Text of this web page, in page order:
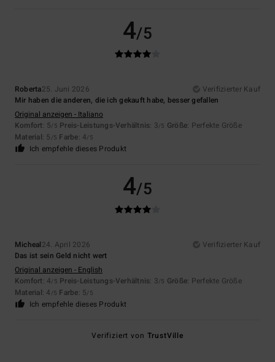
4/5
Roberta25. Juni 2026
Verifizierter Kauf
Mir haben die anderen, die ich gekauft habe, besser gefallen
Original anzeigen - Italiano
Komfort: 5/5 Preis-Leistungs-Verhältnis: 3/5 Größe: Perfekte Größe
Material: 5 /5 Farbe: 4/5
Ich empfehle dieses Produkt
4/5
Micheal24. April 2026
Verifizierter Kauf
Das ist sein Geld nicht wert
Original anzeigen - English
Komfort: 4/5 Preis-Leistungs-Verhältnis: 3/5 Größe: Perfekte Größe
Material: 4 /5 Farbe: 5/5
Ich empfehle dieses Produkt
Verifiziert von TrustVille